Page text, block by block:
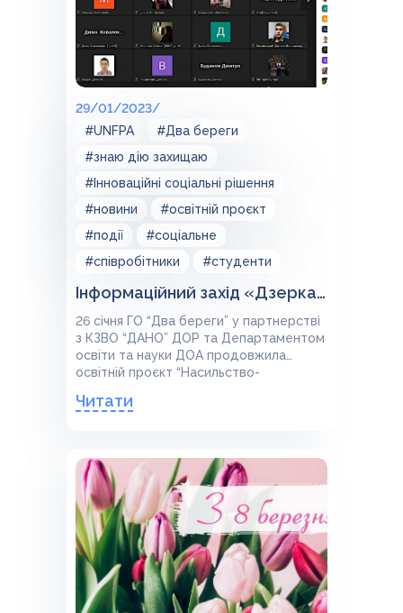
29/01/2023/
#UNFPA
#Два береги
#знаю дію захищаю
#Інноваційні соціальні рішення
#новини
#освітній проєкт
#події
#соціальне
#співробітники
#студенти
Інформаційний захід «Дзеркало стосунків»
26 січня ГО “Два береги” у партнерстві
з КЗВО “ДАНО” ДОР та Департаментом
освіти та науки ДОА продовжила
освітній проєкт “Насильство-
Читати